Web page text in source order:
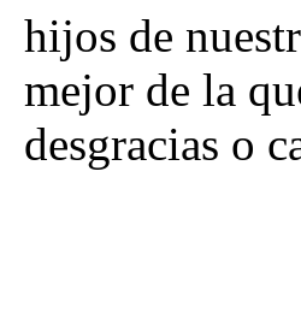
hijos de
mejor de la
desgracias o